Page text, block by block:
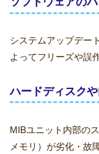
システムアップデー
よってフリーズや誤
ハードディスク
MIBユニット内部の
メモリ）が劣化・故